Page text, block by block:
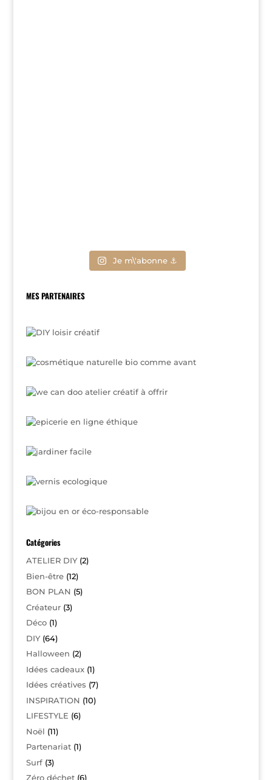
Je m\'abonne ⚓
MES PARTENAIRES
Catégories
ATELIER DIY(2)
Bien-être(12)
BON PLAN (5)
Créateur(3)
Déco(1)
DIY(64)
Halloween (2)
Idées cadeaux(1)
Idées créatives (7)
INSPIRATION (10)
LIFESTYLE (6)
Noël (11)
Partenariat(1)
Surf(3)
Zéro déchet(6)